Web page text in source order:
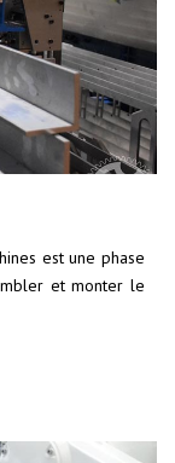
est une phase
et monter le